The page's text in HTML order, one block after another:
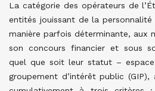
La catégorie des opérateurs de
entités jouissant de la
manière parfois déterminante, aux
son concours financier et sous
quel que soit leur statut – espace
groupement d’intérêt public